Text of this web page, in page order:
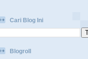
Cari Blog Ini
Blogroll